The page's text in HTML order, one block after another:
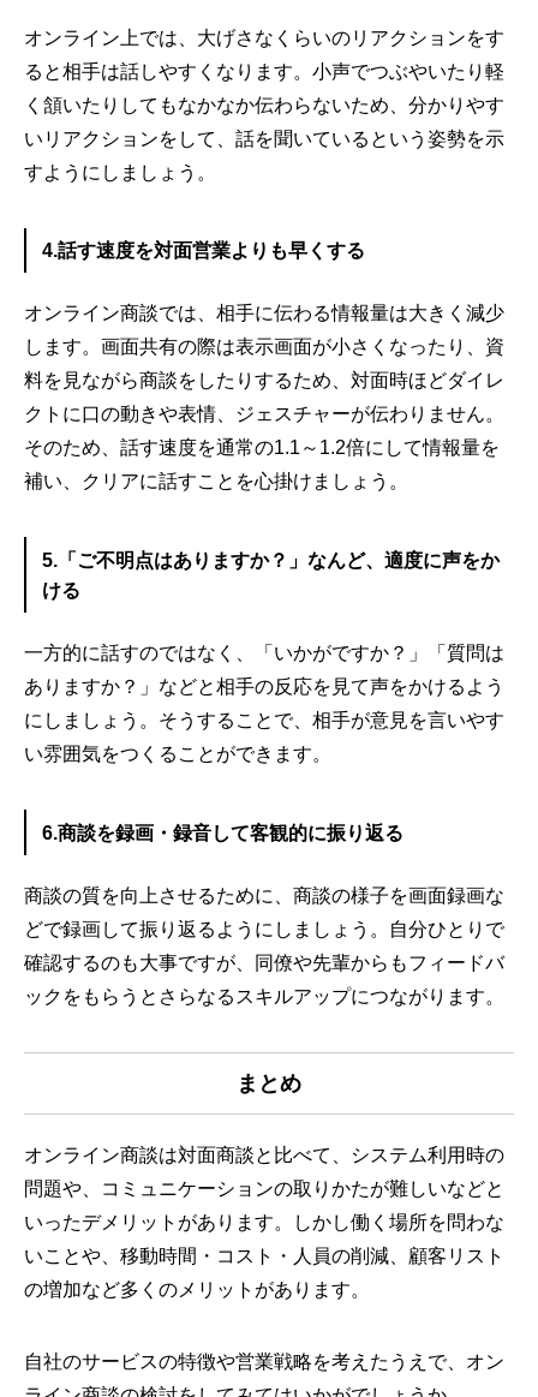
オンライン上では、大げさなくらいのリアクションをす
ると相手は話しやすくなります。小声でつぶやいたり軽
く頷いたりしてもなかなか伝わらないため、分かりやす
いリアクションをして、話を聞いているという姿勢を示
すようにしましょう。
4.話す速度を対面営業よりも早くする
オンライン商談では、相手に伝わる情報量は大きく減少
します。画面共有の際は表示画面が小さくなったり、資
料を見ながら商談をしたりするため、対面時ほどダイレ
クトに口の動きや表情、ジェスチャーが伝わりません。
そのため、話す速度を通常の1.1～1.2倍にして情報量を
補い、クリアに話すことを心掛けましょう。
5.「ご不明点はありますか？」なんど、適度に声をか
ける
一方的に話すのではなく、「いかがですか？」「質問は
ありますか？」などと相手の反応を見て声をかけるよう
にしましょう。そうすることで、相手が意見を言いやす
い雰囲気をつくることができます。
6.商談を録画・録音して客観的に振り返る
商談の質を向上させるために、商談の様子を画面録画な
どで録画して振り返るようにしましょう。自分ひとりで
確認するのも大事ですが、同僚や先輩からもフィードバ
ックをもらうとさらなるスキルアップにつながります。
まとめ
オンライン商談は対面商談と比べて、システム利用時の
問題や、コミュニケーションの取りかたが難しいなどと
いったデメリットがあります。しかし働く場所を問わな
いことや、移動時間・コスト・人員の削減、顧客リスト
の増加など多くのメリットがあります。
自社のサービスの特徴や営業戦略を考えたうえで、オン